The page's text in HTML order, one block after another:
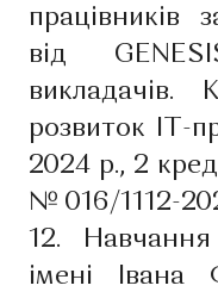
працівників
від
викладачів.
розвиток ІТ-
2024 р., 2
№ 016/1112-
12.
імені Івана